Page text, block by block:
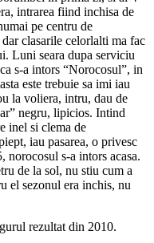
intrarea fiind inchisa de
pe centru de
clasarile celorlalti ma fac
Luni seara dupa serviciu
s-a intors “Norocosul”, in
este trebuie sa imi iau
la voliera, intru, dau de
negru, lipicios. Intind
inel si clema de
iau pasarea, o privesc
s-a intors acasa.
de la sol, nu stiu cum a
el sezonul era inchis, nu
rezultat din 2010.